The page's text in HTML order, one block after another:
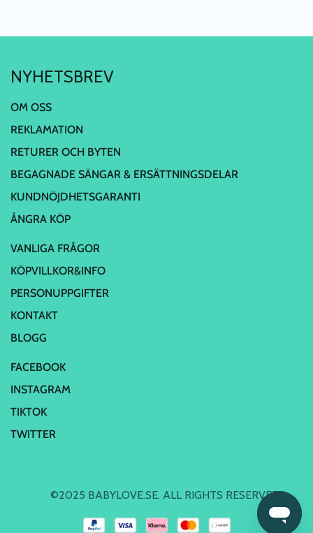
NYHETSBREV
OM OSS
REKLAMATION
RETURER OCH BYTEN
BEGAGNADE SÄNGAR & ERSÄTTNINGSDELAR
KUNDNÖJDHETSGARANTI
ÅNGRA KÖP
VANLIGA FRÅGOR
KÖPVILLKOR&INFO
PERSONUPPGIFTER
KONTAKT
BLOGG
FACEBOOK
INSTAGRAM
TIKTOK
TWITTER
©2025 BABYLOVE.SE. ALL RIGHTS RESERVED